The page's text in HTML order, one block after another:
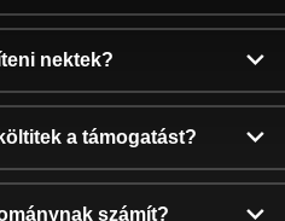
nektek?
a támogatást?
számít?